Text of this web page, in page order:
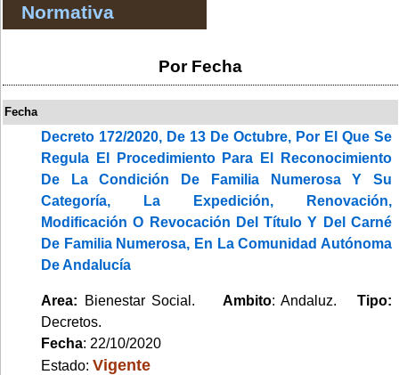
Normativa
Por Fecha
Fecha
Decreto 172/2020, De 13 De Octubre, Por El Que Se
Regula El Procedimiento Para El Reconocimiento
De La Condición De Familia Numerosa Y Su
Categoría, La Expedición, Renovación,
Modificación O Revocación Del Título Y Del Carné
De Familia Numerosa, En La Comunidad Autónoma
De Andalucía
Area: Bienestar Social. Ambito: Andaluz.Tipo:
Decretos.
Fecha: 22/10/2020
Estado: Vigente